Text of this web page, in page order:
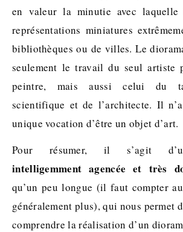
en valeur la minutie avec
représentations miniatures
bibliothèques ou de villes. Le
seulement le travail du seul artiste
peintre, mais aussi celui du
scientifique et de l’architecte. Il
unique vocation d’être un objet d’art.
Pour résumer, il s’agit
intelligemment agencée et très
qu’un peu longue (il faut compter
généralement plus), qui nous permet
comprendre la réalisation d’un